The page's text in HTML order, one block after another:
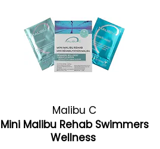
Malibu C
Mini Malibu Rehab Swimmers
Wellness